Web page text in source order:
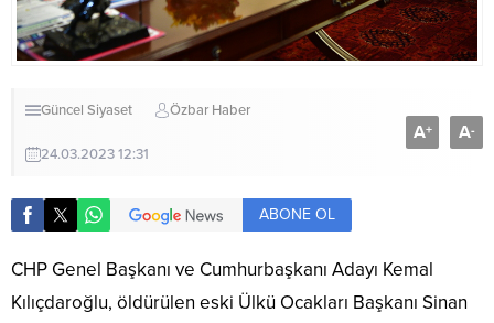
Güncel Siyaset Özbar Haber
24.03.2023 12:31
A+ A-
ABONE OL
CHP Genel Başkanı ve Cumhurbaşkanı Adayı Kemal
Kılıçdaroğlu, öldürülen eski Ülkü Ocakları Başkanı Sinan